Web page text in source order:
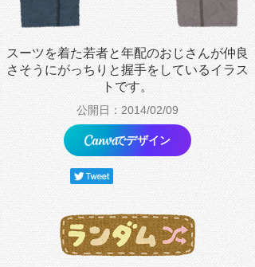
スーツを着た若者と年配のおじさんが仲良
さそうにがっちりと握手をしているイラス
トです。
公開日：2014/02/09
でデザイン